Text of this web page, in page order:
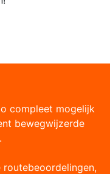
compleet mogelijk
bewegwijzerde